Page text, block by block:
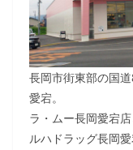
長岡市街東部の国
愛宕。
ラ・ムー長岡愛宕
ルハドラッグ長岡